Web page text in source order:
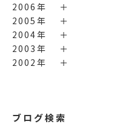
2006年
2005年
2004年
2003年
2002年
ブログ検索